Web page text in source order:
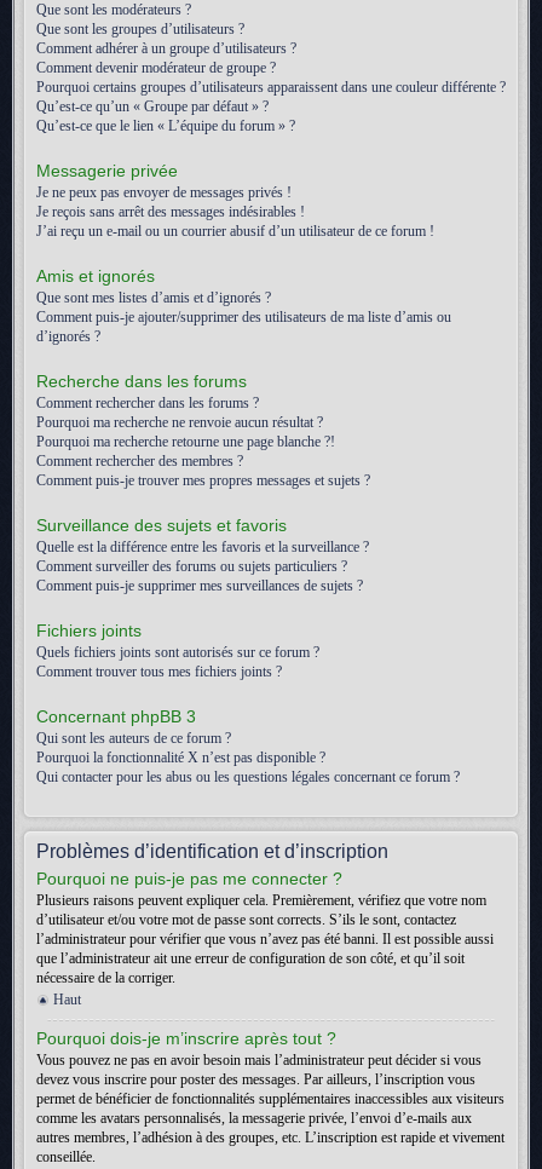
Que sont les modérateurs ?
Que sont les groupes d’utilisateurs ?
Comment adhérer à un groupe d’utilisateurs ?
Comment devenir modérateur de groupe ?
Pourquoi certains groupes d’utilisateurs apparaissent dans une couleur différente ?
Qu’est-ce qu’un « Groupe par défaut » ?
Qu’est-ce que le lien « L’équipe du forum » ?
Messagerie privée
Je ne peux pas envoyer de messages privés !
Je reçois sans arrêt des messages indésirables !
J’ai reçu un e-mail ou un courrier abusif d’un utilisateur de ce forum !
Amis et ignorés
Que sont mes listes d’amis et d’ignorés ?
Comment puis-je ajouter/supprimer des utilisateurs de ma liste d’amis ou
d’ignorés ?
Recherche dans les forums
Comment rechercher dans les forums ?
Pourquoi ma recherche ne renvoie aucun résultat ?
Pourquoi ma recherche retourne une page blanche ?!
Comment rechercher des membres ?
Comment puis-je trouver mes propres messages et sujets ?
Surveillance des sujets et favoris
Quelle est la différence entre les favoris et la surveillance ?
Comment surveiller des forums ou sujets particuliers ?
Comment puis-je supprimer mes surveillances de sujets ?
Fichiers joints
Quels fichiers joints sont autorisés sur ce forum ?
Comment trouver tous mes fichiers joints ?
Concernant phpBB 3
Qui sont les auteurs de ce forum ?
Pourquoi la fonctionnalité X n’est pas disponible ?
Qui contacter pour les abus ou les questions légales concernant ce forum ?
Problèmes d’identification et d’inscription
Pourquoi ne puis-je pas me connecter ?
Plusieurs raisons peuvent expliquer cela. Premièrement, vérifiez que votre nom
d’utilisateur et/ou votre mot de passe sont corrects. S’ils le sont, contactez
l’administrateur pour vérifier que vous n’avez pas été banni. Il est possible aussi
que l’administrateur ait une erreur de configuration de son côté, et qu’il soit
nécessaire de la corriger.
Haut
Pourquoi dois-je m’inscrire après tout ?
Vous pouvez ne pas en avoir besoin mais l’administrateur peut décider si vous
devez vous inscrire pour poster des messages. Par ailleurs, l’inscription vous
permet de bénéficier de fonctionnalités supplémentaires inaccessibles aux visiteurs
comme les avatars personnalisés, la messagerie privée, l’envoi d’e-mails aux
autres membres, l’adhésion à des groupes, etc. L’inscription est rapide et vivement
conseillée.